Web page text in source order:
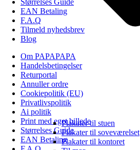
Plakater til stuen
Plakater til soveværelset
Plakater til kontoret
EAN Betaling
F.A.Q
Tilmeld nyhedsbrev
Blog
Om PAPAPAPA
Handelsbetingelser
Returportal
Annuller ordre
Cookiepolitik (EU)
Privatlivspolitik
Ai politik
Print med eget billede
Størrelses Guide
EAN Betaling